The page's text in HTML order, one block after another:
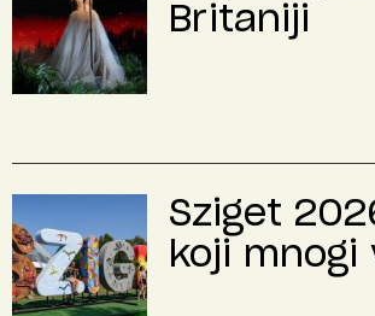
Britaniji
Sziget
koji mnogi